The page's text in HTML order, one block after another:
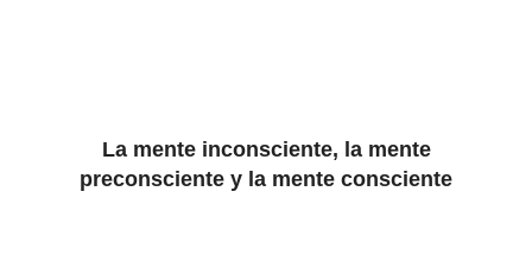
La mente inconsciente, la mente
preconsciente y la mente consciente